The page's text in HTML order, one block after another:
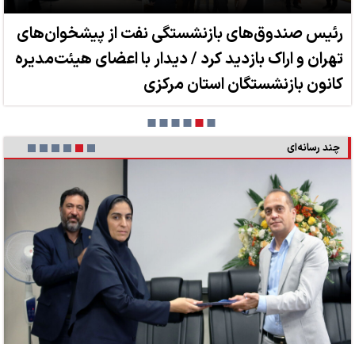
رئیس صندوق‌های بازنشستگی نفت از پیشخوان‌های
تهران و اراک بازدید کرد / دیدار با اعضای هیئت‌مدیره
کانون بازنشستگان استان مرکزی
چند رسانه‌ای